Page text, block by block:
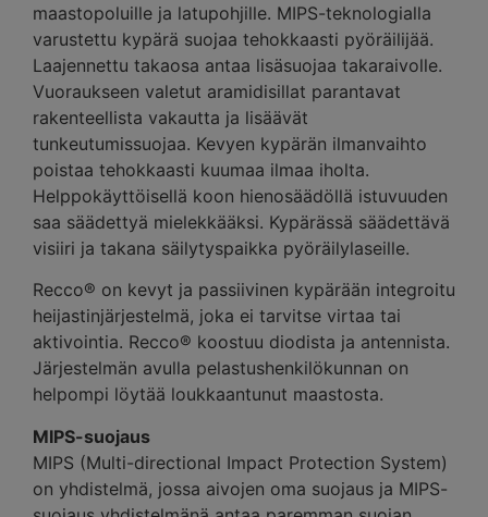
maastopoluille ja latupohjille. MIPS-teknologialla
varustettu kypärä suojaa tehokkaasti pyöräilijää.
Laajennettu takaosa antaa lisäsuojaa takaraivolle.
Vuoraukseen valetut aramidisillat parantavat
rakenteellista vakautta ja lisäävät
tunkeutumissuojaa. Kevyen kypärän ilmanvaihto
poistaa tehokkaasti kuumaa ilmaa iholta.
Helppokäyttöisellä koon hienosäädöllä istuvuuden
saa säädettyä mielekkääksi. Kypärässä säädettävä
visiiri ja takana säilytyspaikka pyöräilylaseille.
Recco® on kevyt ja passiivinen kypärään integroitu
heijastinjärjestelmä, joka ei tarvitse virtaa tai
aktivointia. Recco® koostuu diodista ja antennista.
Järjestelmän avulla pelastushenkilökunnan on
helpompi löytää loukkaantunut maastosta.
MIPS-suojaus
MIPS (Multi-directional Impact Protection System)
on yhdistelmä, jossa aivojen oma suojaus ja MIPS-